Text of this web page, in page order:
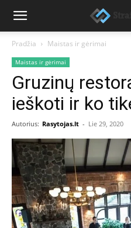
Pradžia Maistas ir gėrimai
Maistas ir gėrimai
Gruzinų
ieškoti ir ko
Autorius: Rasytojas.lt - Lie 29, 2020